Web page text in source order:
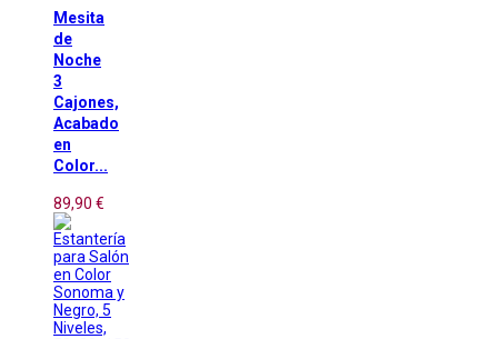
Mesita
de
Noche
3
Cajones,
Acabado
en
Color...
89,90 €